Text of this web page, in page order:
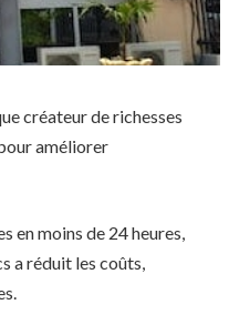
créateur de richesses
améliorer
en moins de 24 heures,
a réduit les coûts,